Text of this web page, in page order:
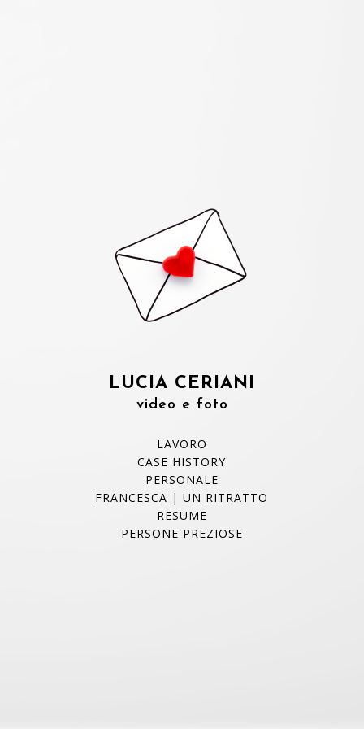
LUCIA CERIANI
video e foto
LAVORO
CASE HISTORY
PERSONALE
FRANCESCA | UN RITRATTO
RESUME
PERSONE PREZIOSE